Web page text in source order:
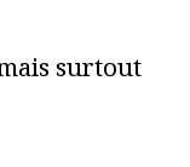
surtout